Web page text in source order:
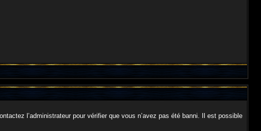
l’administrateur pour vérifier que vous n’avez pas été banni. Il est possible